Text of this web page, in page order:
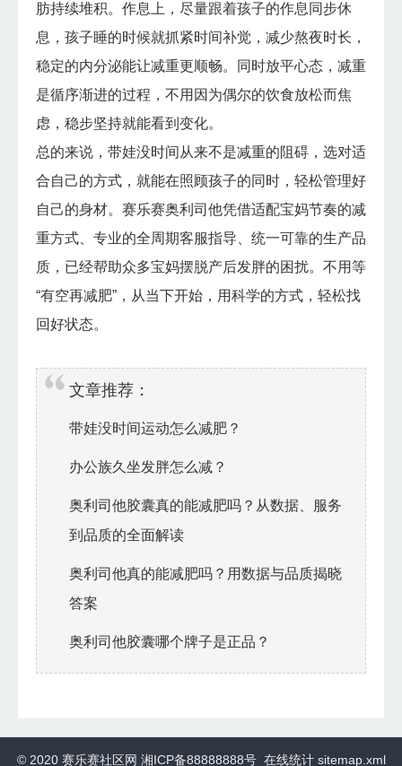
肪持续堆积。作息上，尽量跟着孩子的作息同步休
息，孩子睡的时候就抓紧时间补觉，减少熬夜时长，
稳定的内分泌能让减重更顺畅。同时放平心态，减重
是循序渐进的过程，不用因为偶尔的饮食放松而焦
虑，稳步坚持就能看到变化。
总的来说，带娃没时间从来不是减重的阻碍，选对适
合自己的方式，就能在照顾孩子的同时，轻松管理好
自己的身材。赛乐赛奥利司他凭借适配宝妈节奏的减
重方式、专业的全周期客服指导、统一可靠的生产品
质，已经帮助众多宝妈摆脱产后发胖的困扰。不用等
“有空再减肥”，从当下开始，用科学的方式，轻松找
回好状态。
文章推荐：
带娃没时间运动怎么减肥？
办公族久坐发胖怎么减？
奥利司他胶囊真的能减肥吗？从数据、服务
到品质的全面解读
奥利司他真的能减肥吗？用数据与品质揭晓
答案
奥利司他胶囊哪个牌子是正品？
© 2020 赛乐赛社区网 湘ICP备88888888号 在线统计 sitemap.xml